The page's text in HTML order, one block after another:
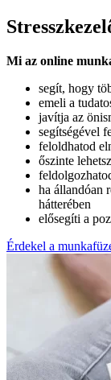
Mi az online
segít, hogy
emeli a
javítja az
segítségével
feloldhatod
őszinte
ha állandóan
hátterében
elősegíti a
Érdekel a